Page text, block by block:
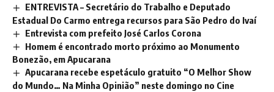
ENTREVISTA – Secretário do Trabalho e Deputado
Estadual Do Carmo entrega recursos para São Pedro do Ivaí
Entrevista com prefeito José Carlos Corona
Homem é encontrado morto próximo ao Monumento
Bonezão, em Apucarana
Apucarana recebe espetáculo gratuito “O Melhor Show
do Mundo… Na Minha Opinião” neste domingo no Cine